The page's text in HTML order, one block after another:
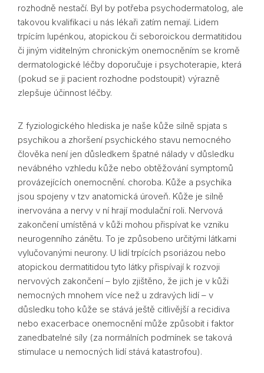
rozhodně nestačí. Byl by potřeba psychodermatolog, ale
takovou kvalifikaci u nás lékaři zatím nemají. Lidem
trpícím lupénkou, atopickou či seboroickou dermatitidou
či jiným viditelným chronickým onemocněním se kromě
dermatologické léčby doporučuje i psychoterapie, která
(pokud se ji pacient rozhodne podstoupit) výrazně
zlepšuje účinnost léčby.
Z fyziologického hlediska je naše kůže silně spjata s
psychikou a zhoršení psychického stavu nemocného
člověka není jen důsledkem špatné nálady v důsledku
nevábného vzhledu kůže nebo obtěžování symptomů
provázejících onemocnění. choroba. Kůže a psychika
jsou spojeny v tzv anatomická úroveň. Kůže je silně
inervována a nervy v ní hrají modulační roli. Nervová
zakončení umístěná v kůži mohou přispívat ke vzniku
neurogenního zánětu. To je způsobeno určitými látkami
vylučovanými neurony. U lidí trpících psoriázou nebo
atopickou dermatitidou tyto látky přispívají k rozvoji
nervových zakončení – bylo zjištěno, že jich je v kůži
nemocných mnohem více než u zdravých lidí – v
důsledku toho kůže se stává ještě citlivější a recidiva
nebo exacerbace onemocnění může způsobit i faktor
zanedbatelné síly (za normálních podmínek se taková
stimulace u nemocných lidí stává katastrofou).